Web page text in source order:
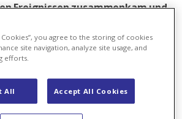
Ereignissen zusammenkam und
verursachte.
Cookies”, you agree to the storing of cookies
site navigation, analyze site usage, and
efforts.
All Accept All Cookies